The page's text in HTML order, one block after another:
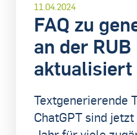
11.04.2024
FAQ zu
an der RUB
aktualisiert
Textgenerierende
ChatGPT sind